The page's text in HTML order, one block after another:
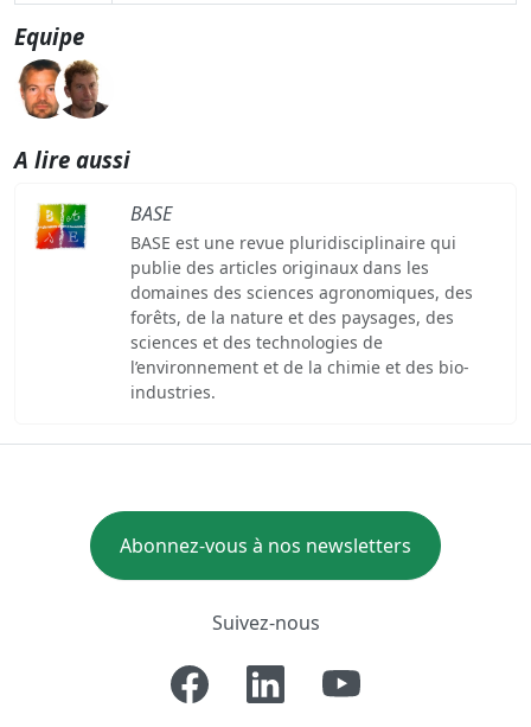
Equipe
A lire aussi
BASE
BASE est une revue pluridisciplinaire qui
publie des articles originaux dans les
domaines des sciences agronomiques, des
forêts, de la nature et des paysages, des
sciences et des technologies de
l’environnement et de la chimie et des bio-
industries.
Abonnez-vous à nos newsletters
Suivez-nous